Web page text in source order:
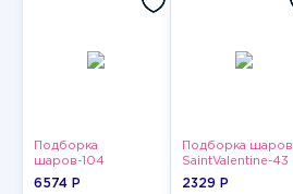
Подборка
шаров-104
6574 P
Подборка шаров
SaintValentine-43
2329 P